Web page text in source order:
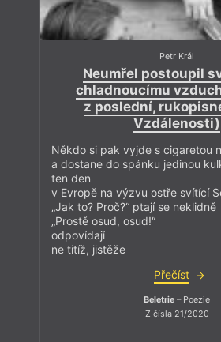
Petr Král
Neumřel postoupil
chladnoucímu
z poslední,
Vzdálenosti)
Někdo si pak vyjde s cigaretou
a dostane do spánku jedinou
ten den
v Evropě na výzvu ostře svítící
„Jak to? Proč?“ ptají se neklidně
„Prostě osud, osud!“
odpovídají
ne titíž, jistěže
Přečíst
Beletrie – Poezie
Z čísla 21/2020